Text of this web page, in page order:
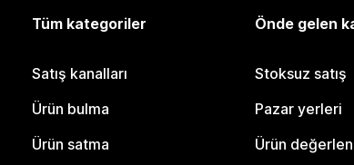
Tüm kategoriler
Satış kanalları
Ürün bulma
Ürün satma
Önde gelen
Stoksuz satış
Pazar yerleri
Ürün